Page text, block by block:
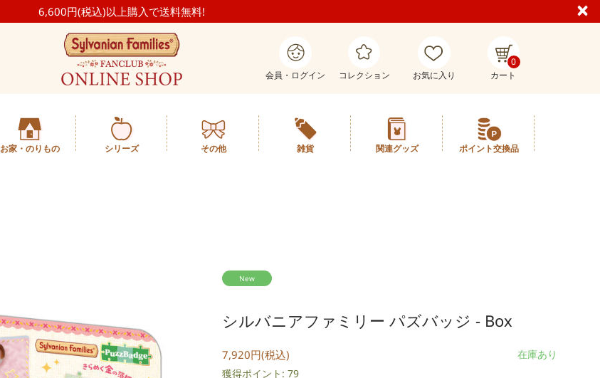
6,600円(税込)以上購入で送料無料!
会員・ログイン コレクション お気に入り
0
カート
お家・のりもの シリーズ その他 雑貨 関連グッズ ポイント交換品
New
シルバニアファミリー パズバッジ - Box
7,920円(税込)
獲得ポイント: 79
在庫あり